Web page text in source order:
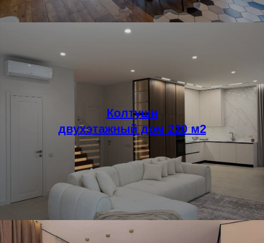
Колтуши
двухэтажный дом 220 м2